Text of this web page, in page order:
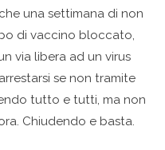
una settimana di non
di vaccino bloccato,
via libera ad un virus
se non tramite
tutto e tutti, ma non
Chiudendo e basta.